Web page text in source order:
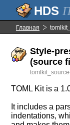
Главная
Style-
(source
TOML Kit is a
It includes a
indentations,